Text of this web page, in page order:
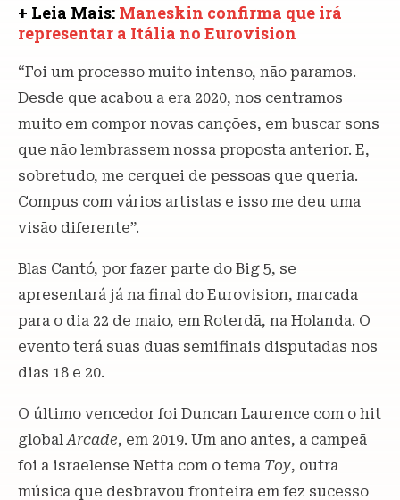
+ Leia Mais: Maneskin confirma que irá
representar a Itália no Eurovision
“Foi um processo muito intenso, não paramos.
Desde que acabou a era 2020, nos centramos
muito em compor novas canções, em buscar sons
que não lembrassem nossa proposta anterior. E,
sobretudo, me cerquei de pessoas que queria.
Compus com vários artistas e isso me deu uma
visão diferente”.
Blas Cantó, por fazer parte do Big 5, se
apresentará já na final do Eurovision, marcada
para o dia 22 de maio, em Roterdã, na Holanda. O
evento terá suas duas semifinais disputadas nos
dias 18 e 20.
O último vencedor foi Duncan Laurence com o hit
globalArcade, em 2019. Um ano antes, a campeã
foi a israelense Netta com o tema Toy, outra
música que desbravou fronteira em fez sucesso